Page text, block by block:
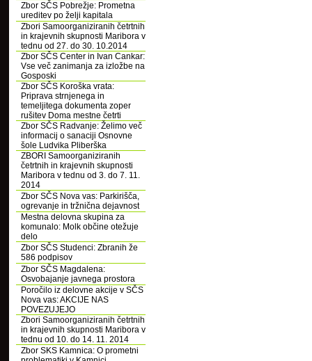
Zbor SČS Pobrežje: Prometna
ureditev po želji kapitala
Zbori Samoorganiziranih četrtnih
in krajevnih skupnosti Maribora v
tednu od 27. do 30. 10.2014
Zbor SČS Center in Ivan Cankar:
Vse več zanimanja za izložbe na
Gosposki
Zbor SČS Koroška vrata:
Priprava strnjenega in
temeljitega dokumenta zoper
rušitev Doma mestne četrti
Zbor SČS Radvanje: Želimo več
informacij o sanaciji Osnovne
šole Ludvika Pliberška
ZBORI Samoorganiziranih
četrtnih in krajevnih skupnosti
Maribora v tednu od 3. do 7. 11.
2014
Zbor SČS Nova vas: Parkirišča,
ogrevanje in tržnična dejavnost
Mestna delovna skupina za
komunalo: Molk občine otežuje
delo
Zbor SČS Studenci: Zbranih že
586 podpisov
Zbor SČS Magdalena:
Osvobajanje javnega prostora
Poročilo iz delovne akcije v SČS
Nova vas: AKCIJE NAS
POVEZUJEJO
Zbori Samoorganiziranih četrtnih
in krajevnih skupnosti Maribora v
tednu od 10. do 14. 11. 2014
Zbor SKS Kamnica: O prometni